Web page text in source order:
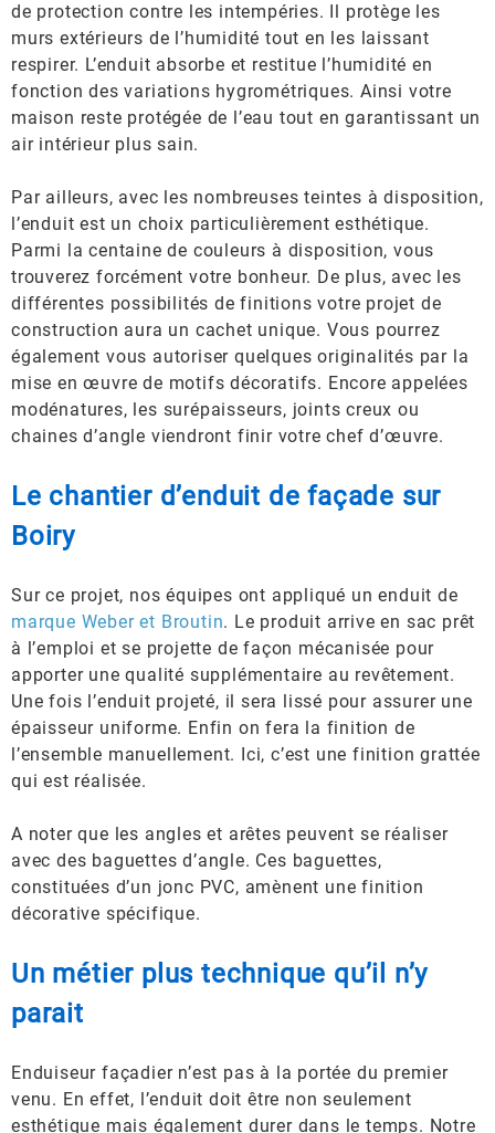
de protection contre les intempéries. Il protège les
murs extérieurs de l’humidité tout en les laissant
respirer. L’enduit absorbe et restitue l’humidité en
fonction des variations hygrométriques. Ainsi votre
maison reste protégée de l’eau tout en garantissant un
air intérieur plus sain.
Par ailleurs, avec les nombreuses teintes à disposition,
l’enduit est un choix particulièrement esthétique.
Parmi la centaine de couleurs à disposition, vous
trouverez forcément votre bonheur. De plus, avec les
différentes possibilités de finitions votre projet de
construction aura un cachet unique. Vous pourrez
également vous autoriser quelques originalités par la
mise en œuvre de motifs décoratifs. Encore appelées
modénatures, les surépaisseurs, joints creux ou
chaines d’angle viendront finir votre chef d’œuvre.
Le chantier d’enduit de façade sur
Boiry
Sur ce projet, nos équipes ont appliqué un enduit de
marque Weber et Broutin. Le produit arrive en sac prêt
à l’emploi et se projette de façon mécanisée pour
apporter une qualité supplémentaire au revêtement.
Une fois l’enduit projeté, il sera lissé pour assurer une
épaisseur uniforme. Enfin on fera la finition de
l’ensemble manuellement. Ici, c’est une finition grattée
qui est réalisée.
A noter que les angles et arêtes peuvent se réaliser
avec des baguettes d’angle. Ces baguettes,
constituées d’un jonc PVC, amènent une finition
décorative spécifique.
Un métier plus technique qu’il n’y
parait
Enduiseur façadier n’est pas à la portée du premier
venu. En effet, l’enduit doit être non seulement
esthétique mais également durer dans le temps. Notre